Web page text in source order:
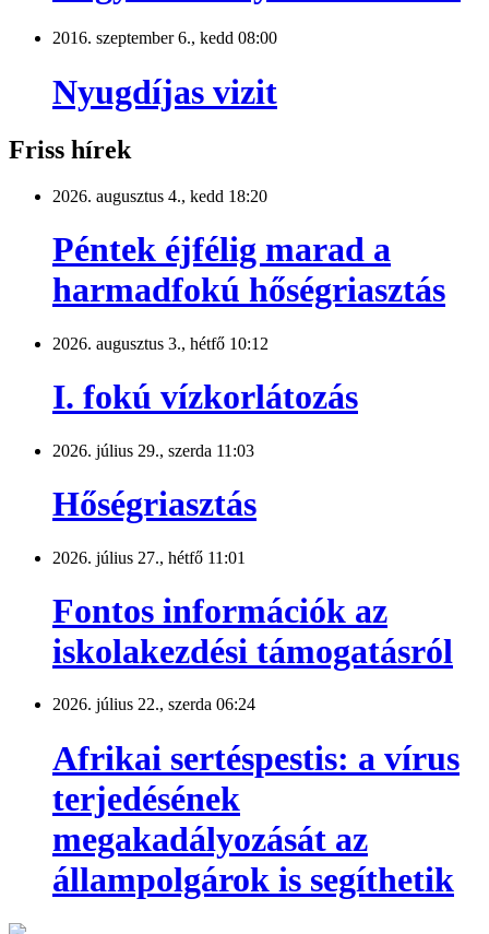
2016. szeptember 6., kedd 08:00
Nyugdíjas vizit
Friss hírek
2026. augusztus 4., kedd 18:20
Péntek éjfélig marad a
harmadfokú hőségriasztás
2026. augusztus 3., hétfő 10:12
I. fokú vízkorlátozás
2026. július 29., szerda 11:03
Hőségriasztás
2026. július 27., hétfő 11:01
Fontos információk az
iskolakezdési támogatásról
2026. július 22., szerda 06:24
Afrikai sertéspestis: a vírus
terjedésének
megakadályozását az
állampolgárok is segíthetik